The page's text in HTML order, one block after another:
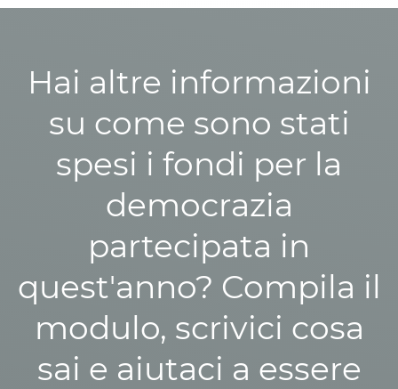
Hai altre informazioni
su come sono stati
spesi i fondi per la
democrazia
partecipata in
quest'anno? Compila il
modulo, scrivici cosa
sai e aiutaci a essere